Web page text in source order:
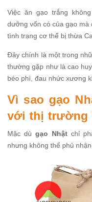
Việc ăn gạo trắng
dưỡng vốn có của gạo mà
tình trạng cơ thể bị thừa
Đây chính là một trong
thường gặp như là cao
béo phì, đau nhức xương
Vì sao gạo
với thị trường
Mặc dùgạo Nhật chỉ
nhưng không thể phủ